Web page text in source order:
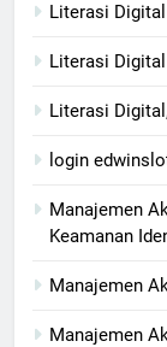
Literasi Digital
Literasi
Literasi
login
Manajemen
Keamanan
Manajemen
Manajemen